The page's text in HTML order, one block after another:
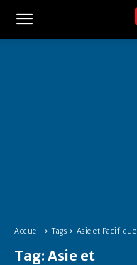
Accueil Tags Asie et Pacifique
Tag: Asie et